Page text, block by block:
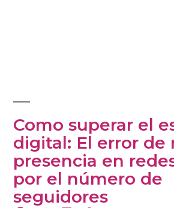
Como superar el
digital: El error de
presencia en
por el número de
seguidores